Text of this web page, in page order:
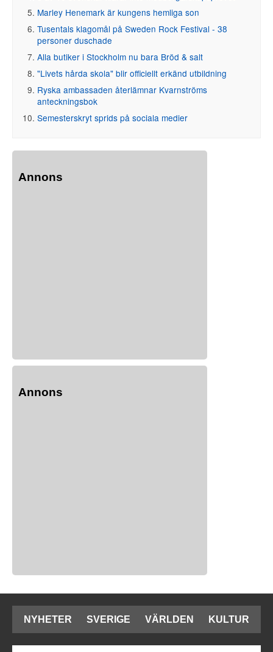
Marley Henemark är kungens hemliga son
Tusentals klagomål på Sweden Rock Festival - 38
personer duschade
Alla butiker i Stockholm nu bara Bröd & salt
"Livets hårda skola" blir officiellt erkänd utbildning
Ryska ambassaden återlämnar Kvarnströms
anteckningsbok
Semesterskryt sprids på sociala medier
Annons
Annons
NYHETER SVERIGE VÄRLDEN KULTUR